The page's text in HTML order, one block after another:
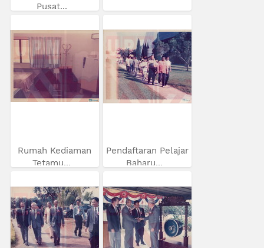
Pusat...
Rumah Kediaman
Tetamu...
Pendaftaran Pelajar
Baharu...